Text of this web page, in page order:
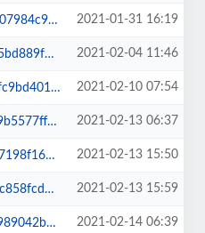
2021-01-31 16:19
2021-02-04 11:46
2021-02-10 07:54
2021-02-13 06:37
2021-02-13 15:50
2021-02-13 15:59
2021-02-14 06:39